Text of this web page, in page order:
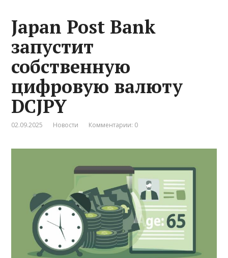
Japan Post Bank
запустит
собственную
цифровую валюту
DCJPY
02.09.2025 Новости Комментарии: 0